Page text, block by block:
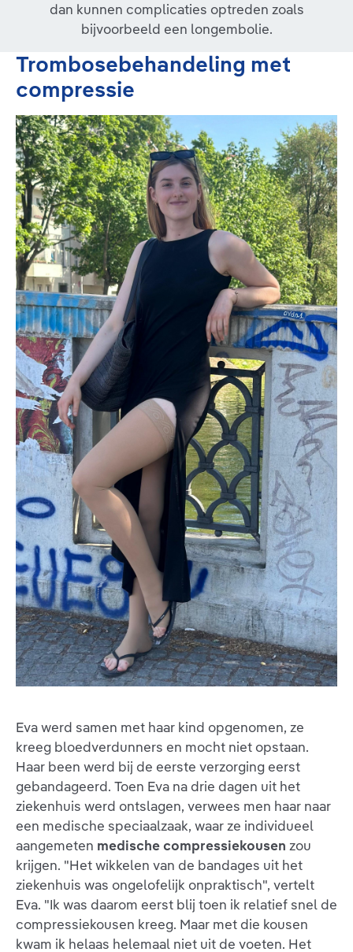
dan kunnen complicaties optreden zoals
bijvoorbeeld een longembolie.
Trombosebehandeling met
compressie
Eva werd samen met haar kind opgenomen, ze
kreeg bloedverdunners en mocht niet opstaan.
Haar been werd bij de eerste verzorging eerst
gebandageerd. Toen Eva na drie dagen uit het
ziekenhuis werd ontslagen, verwees men haar naar
een medische speciaalzaak, waar ze individueel
aangemeten medische compressiekousen zou
krijgen. "Het wikkelen van de bandages uit het
ziekenhuis was ongelofelijk onpraktisch", vertelt
Eva. "Ik was daarom eerst blij toen ik relatief snel de
compressiekousen kreeg. Maar met die kousen
kwam ik helaas helemaal niet uit de voeten. Het